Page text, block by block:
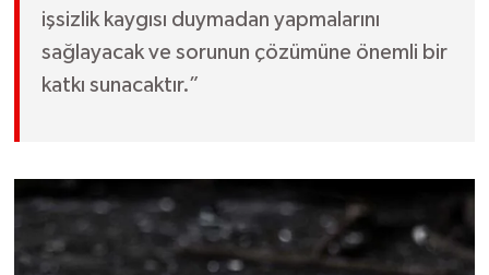
işsizlik kaygısı duymadan yapmalarını
sağlayacak ve sorunun çözümüne önemli bir
katkı sunacaktır.”